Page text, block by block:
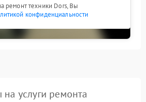
ремонт техники Dors, Вы
конфиденциальности
услуги ремонта